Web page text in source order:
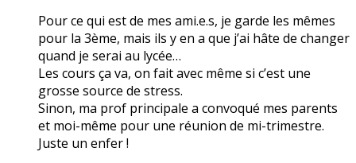
Pour ce qui est de mes ami.e.s, je garde les mêmes
pour la 3ème, mais ils y en a que j’ai hâte de changer
quand je serai au lycée…
Les cours ça va, on fait avec même si c’est une
grosse source de stress.
Sinon, ma prof principale a convoqué mes parents
et moi-même pour une réunion de mi-trimestre.
Juste un enfer !